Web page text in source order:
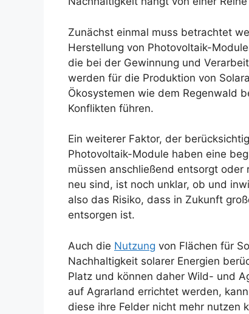
Zunächst einmal muss betrachtet
Herstellung von Photovoltaik-
die bei der Gewinnung und
werden für die Produktion von
Ökosystemen wie dem Regenwald
Konflikten führen.
Ein weiterer Faktor, der
Photovoltaik-Module haben eine
müssen anschließend entsorgt
neu sind, ist noch unklar, ob und
also das Risiko, dass in Zukunft
entsorgen ist.
Auch die Nutzung von Flächen für
Nachhaltigkeit solarer Energien
Platz und können daher Wild- und
auf Agrarland errichtet werden,
diese ihre Felder nicht mehr nutzen